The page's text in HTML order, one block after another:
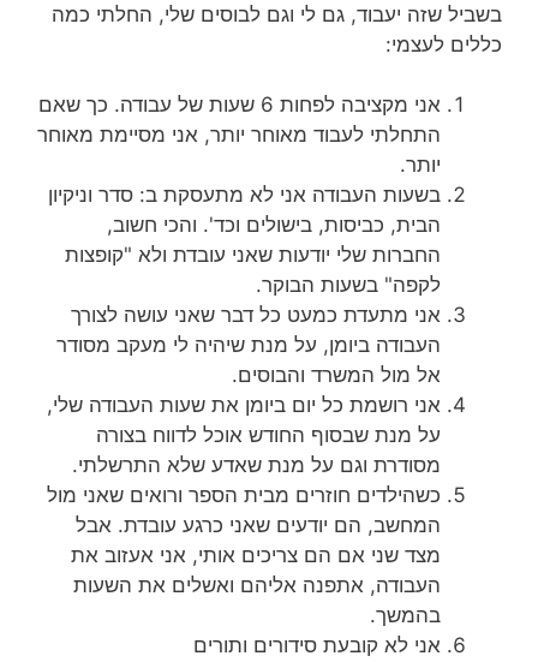
בשביל שזה יעבוד, גם לי וגם לבוסים שלי, החלתי כמה
כללים לעצמי:
אני מקציבה לפחות 6 שעות של עבודה. כך שאם
התחלתי לעבוד מאוחר יותר, אני מסיימת מאוחר
יותר.
בשעות העבודה אני לא מתעסקת ב: סדר וניקיון
הבית, כביסות, בישולים וכד'. והכי חשוב,
החברות שלי יודעות שאני עובדת ולא "קופצות
לקפה" בשעות הבוקר.
אני מתעדת כמעט כל דבר שאני עושה לצורך
העבודה ביומן, על מנת שיהיה לי מעקב מסודר
אל מול המשרד והבוסים.
אני רושמת כל יום ביומן את שעות העבודה שלי,
על מנת שבסוף החודש אוכל לדווח בצורה
מסודרת וגם על מנת שאדע שלא התרשלתי.
כשהילדים חוזרים מבית הספר ורואים שאני מול
המחשב, הם יודעים שאני כרגע עובדת. אבל
מצד שני אם הם צריכים אותי, אני אעזוב את
העבודה, אתפנה אליהם ואשלים את השעות
בהמשך.
אני לא קובעת סידורים ותורים